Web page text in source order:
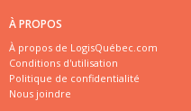
À PROPOS
À propos de LogisQuébec.com
Conditions d'utilisation
Politique de confidentialité
Nous joindre